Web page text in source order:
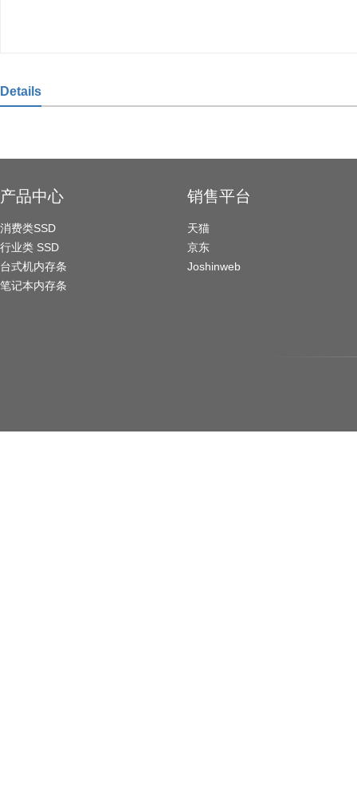
Details
产品中心
消费类SSD
行业类 SSD
台式机内存条
笔记本内存条
销售平台
天猫
京东
Joshinweb